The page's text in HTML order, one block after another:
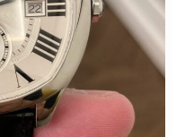
لحظة